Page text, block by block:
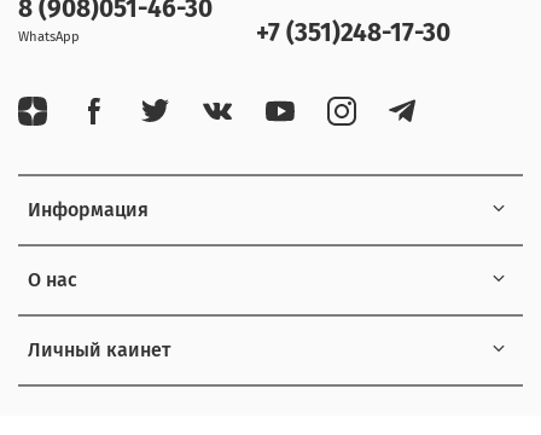
Информация
О нас
Личный каинет
8 (908)051-46-30
WhatsApp +7 (351)248-17-30